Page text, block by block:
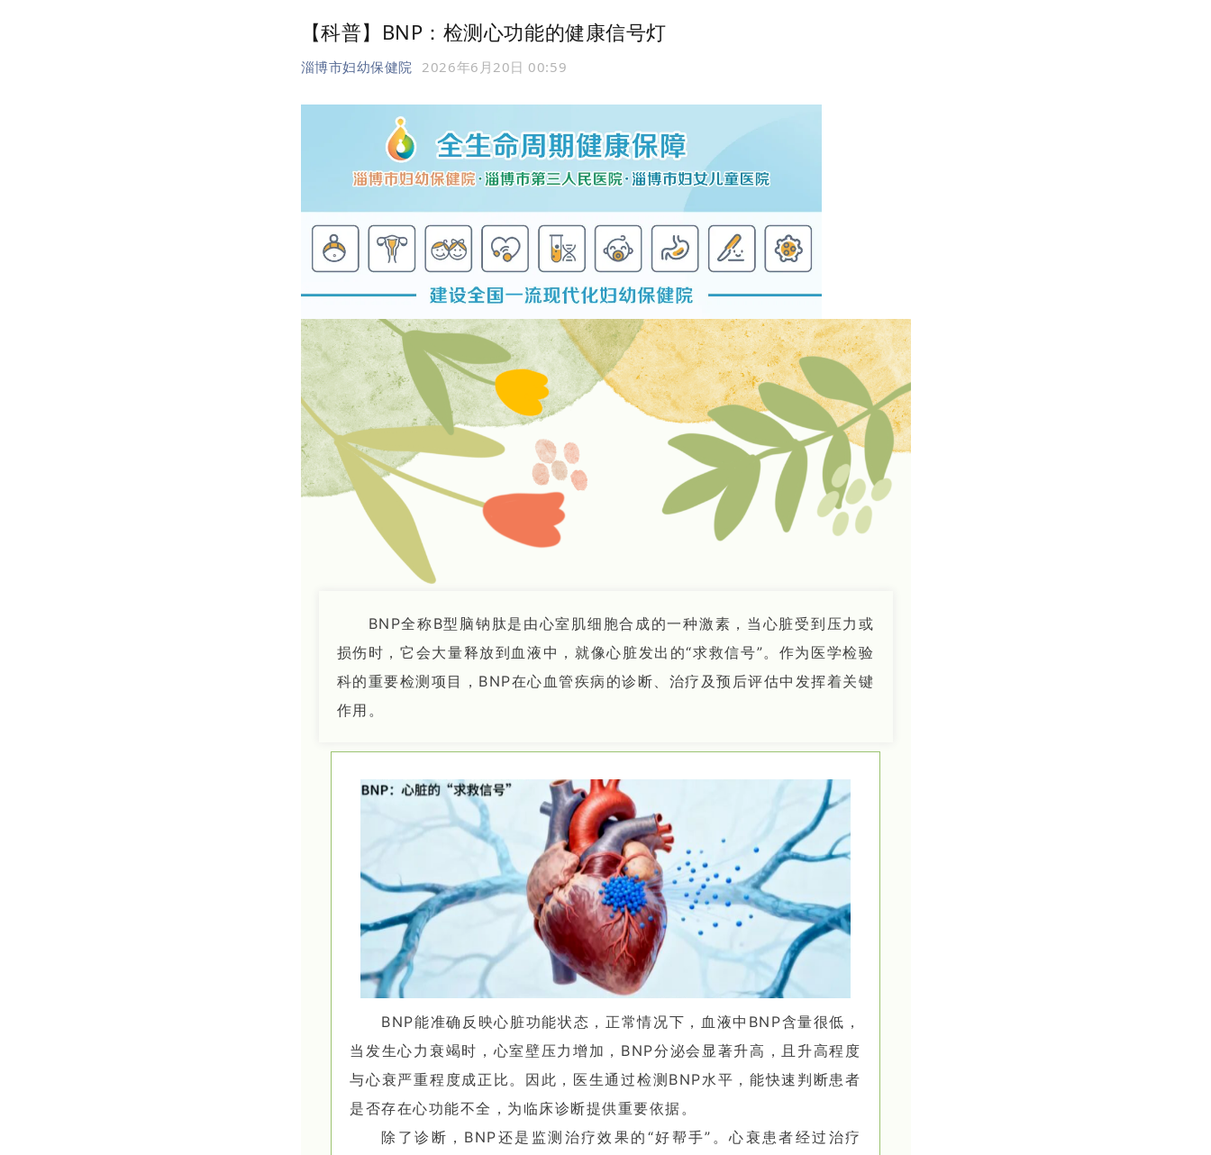
【科普】BNP：检测心功能的健康信号灯
淄博市妇幼保健院 2026年6月20日 00:59
BNP全称B型脑钠肽是由心室肌细胞合成的一种激素，当心脏受到压力或
损伤时，它会大量释放到血液中，就像心脏发出的“求救信号”。作为医学检验
科的重要检测项目，BNP在心血管疾病的诊断、治疗及预后评估中发挥着关键
作用。
BNP能准确反映心脏功能状态，正常情况下，血液中BNP含量很低，
当发生心力衰竭时，心室壁压力增加，BNP分泌会显著升高，且升高程度
与心衰严重程度成正比。因此，医生通过检测BNP水平，能快速判断患者
是否存在心功能不全，为临床诊断提供重要依据。
除了诊断，BNP还是监测治疗效果的“好帮手”。心衰患者经过治疗